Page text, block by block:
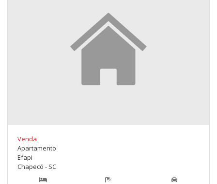
Venda
Apartamento
Efapi
Chapecó - SC